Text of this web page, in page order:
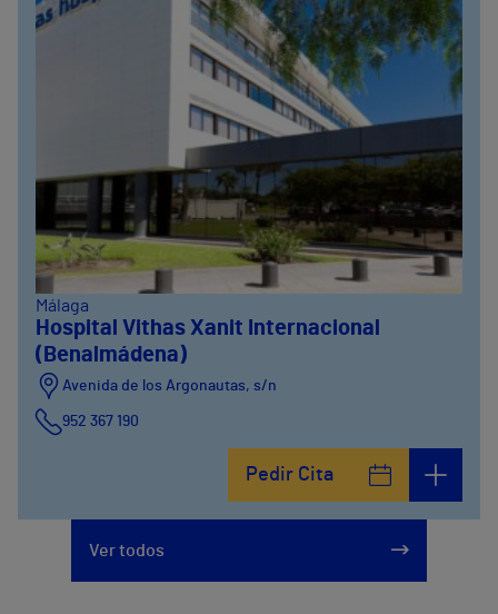
Málaga
Hospital Vithas Xanit Internacional
(Benalmádena)
Avenida de los Argonautas, s/n
952 367 190
Pedir Cita
Ver todos